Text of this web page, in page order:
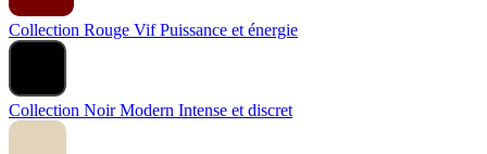
Collection Rouge Vif Puissance et énergie
Collection Noir Modern Intense et discret